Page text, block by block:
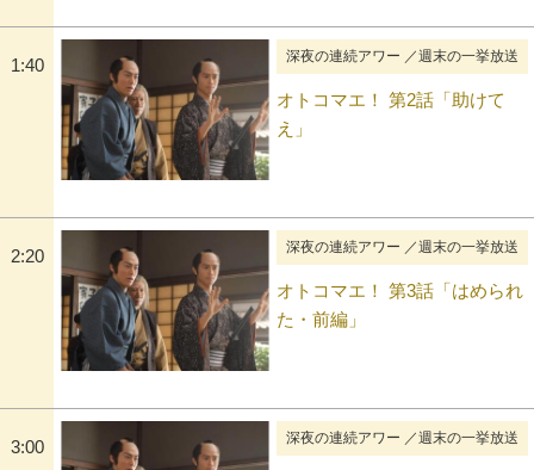
1:40 深夜の連続アワー ／週末の一挙放送
オトコマエ！ 第2話「助けて
え」
2:20 深夜の連続アワー ／週末の一挙放送
オトコマエ！ 第3話「はめられ
た・前編」
3:00 深夜の連続アワー ／週末の一挙放送